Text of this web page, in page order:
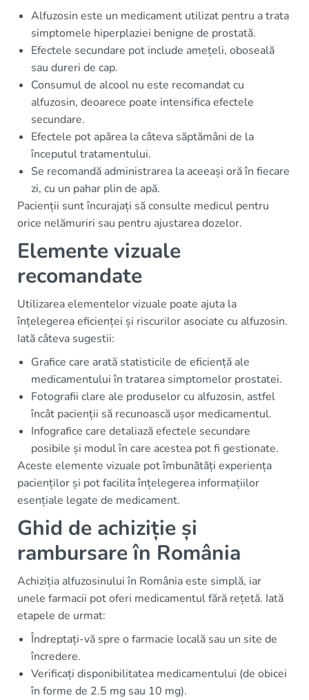
Alfuzosin este un medicament utilizat pentru a trata
simptomele hiperplaziei benigne de prostată.
Efectele secundare pot include amețeli, oboseală
sau dureri de cap.
Consumul de alcool nu este recomandat cu
alfuzosin, deoarece poate intensifica efectele
secundare.
Efectele pot apărea la câteva săptămâni de la
începutul tratamentului.
Se recomandă administrarea la aceeași oră în fiecare
zi, cu un pahar plin de apă.
Pacienții sunt încurajați să consulte medicul pentru
orice nelămuriri sau pentru ajustarea dozelor.
Elemente vizuale
recomandate
Utilizarea elementelor vizuale poate ajuta la
înțelegerea eficienței și riscurilor asociate cu alfuzosin.
Iată câteva sugestii:
Grafice care arată statisticile de eficiență ale
medicamentului în tratarea simptomelor prostatei.
Fotografii clare ale produselor cu alfuzosin, astfel
încât pacienții să recunoască ușor medicamentul.
Infografice care detaliază efectele secundare
posibile și modul în care acestea pot fi gestionate.
Aceste elemente vizuale pot îmbunătăți experiența
pacienților și pot facilita înțelegerea informațiilor
esențiale legate de medicament.
Ghid de achiziție și
rambursare în România
Achiziția alfuzosinului în România este simplă, iar
unele farmacii pot oferi medicamentul fără rețetă. Iată
etapele de urmat:
Îndreptați-vă spre o farmacie locală sau un site de
încredere.
Verificați disponibilitatea medicamentului (de obicei
în forme de 2.5 mg sau 10 mg).